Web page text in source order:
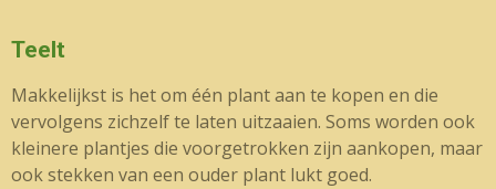
Teelt
Makkelijkst is het om één plant aan te kopen en die
vervolgens zichzelf te laten uitzaaien. Soms worden ook
kleinere plantjes die voorgetrokken zijn aankopen, maar
ook stekken van een ouder plant lukt goed.